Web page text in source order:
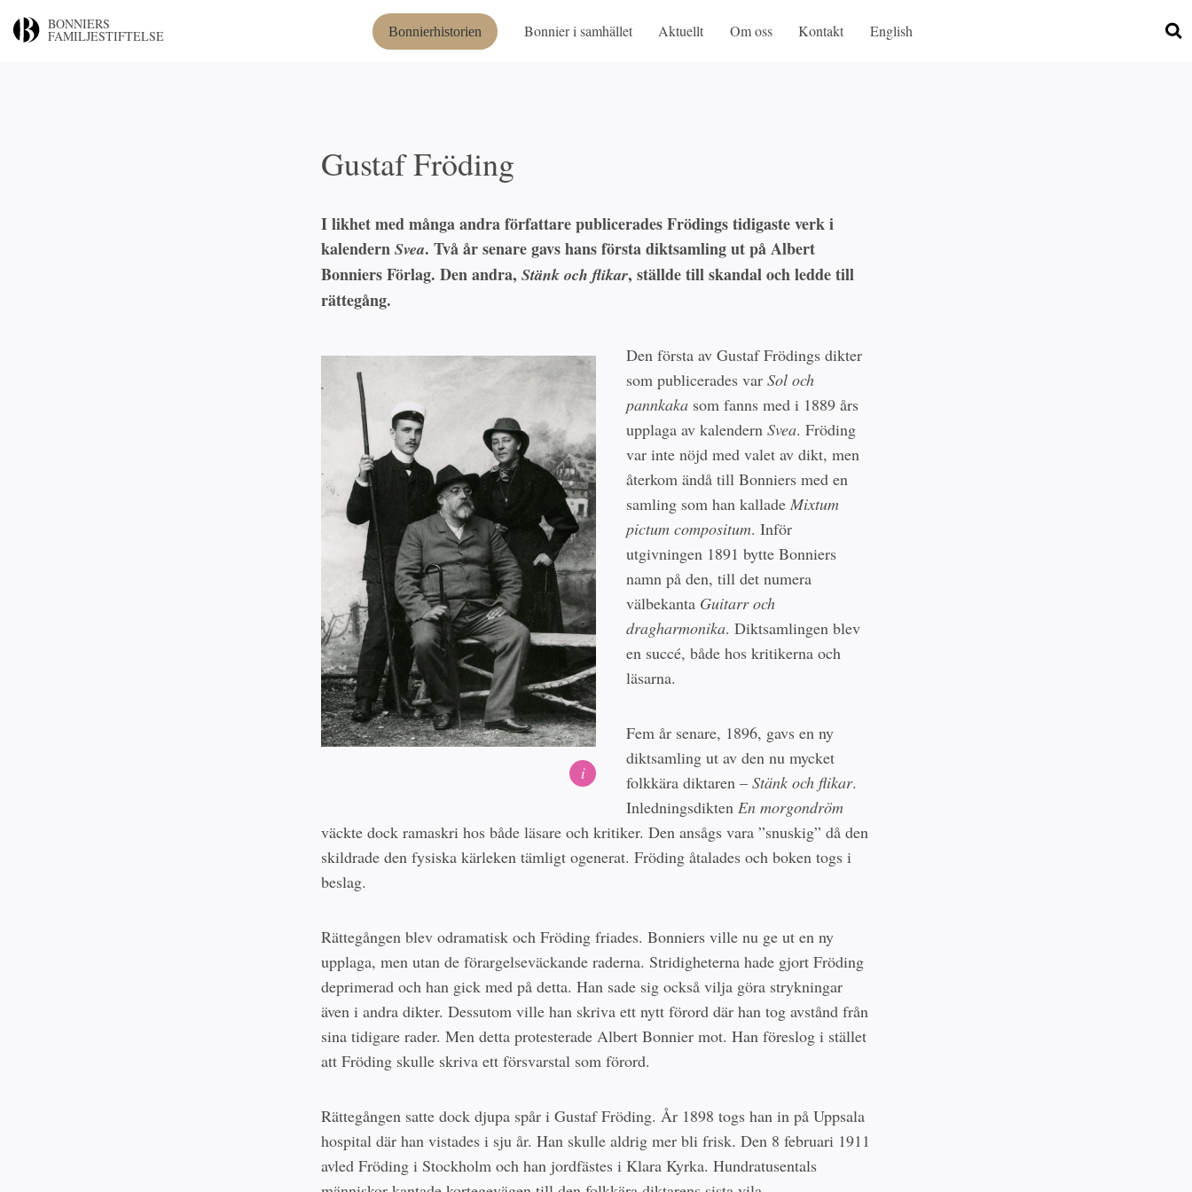
BONNIERS
FAMILJESTIFTELSE Bonnierhistorien Bonnier i samhället Aktuellt Om oss Kontakt English
Gustaf Fröding
I likhet med många andra författare publicerades Frödings tidigaste verk i
kalendern Svea. Två år senare gavs hans första diktsamling ut på Albert
Bonniers Förlag. Den andra, Stänk och flikar, ställde till skandal och ledde till
rättegång.
i
Den första av Gustaf Frödings dikter
som publicerades var Sol och
pannkaka som fanns med i 1889 års
upplaga av kalendern Svea. Fröding
var inte nöjd med valet av dikt, men
återkom ändå till Bonniers med en
samling som han kallade Mixtum
pictum compositum. Inför
utgivningen 1891 bytte Bonniers
namn på den, till det numera
välbekanta Guitarr och
dragharmonika. Diktsamlingen blev
en succé, både hos kritikerna och
läsarna.
Fem år senare, 1896, gavs en ny
diktsamling ut av den nu mycket
folkkära diktaren – Stänk och flikar.
Inledningsdikten En morgondröm
väckte dock ramaskri hos både läsare och kritiker. Den ansågs vara ”snuskig” då den
skildrade den fysiska kärleken tämligt ogenerat. Fröding åtalades och boken togs i
beslag.
Rättegången blev odramatisk och Fröding friades. Bonniers ville nu ge ut en ny
upplaga, men utan de förargelseväckande raderna. Stridigheterna hade gjort Fröding
deprimerad och han gick med på detta. Han sade sig också vilja göra strykningar
även i andra dikter. Dessutom ville han skriva ett nytt förord där han tog avstånd från
sina tidigare rader. Men detta protesterade Albert Bonnier mot. Han föreslog i stället
att Fröding skulle skriva ett försvarstal som förord.
Rättegången satte dock djupa spår i Gustaf Fröding. År 1898 togs han in på Uppsala
hospital där han vistades i sju år. Han skulle aldrig mer bli frisk. Den 8 februari 1911
avled Fröding i Stockholm och han jordfästes i Klara Kyrka. Hundratusentals